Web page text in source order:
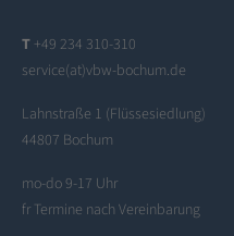
T +49 234 310-310
service(at)vbw-bochum.de
Lahnstraße 1 (Flüssesiedlung)
44807 Bochum
mo-do 9-17 Uhr
fr Termine nach Vereinbarung